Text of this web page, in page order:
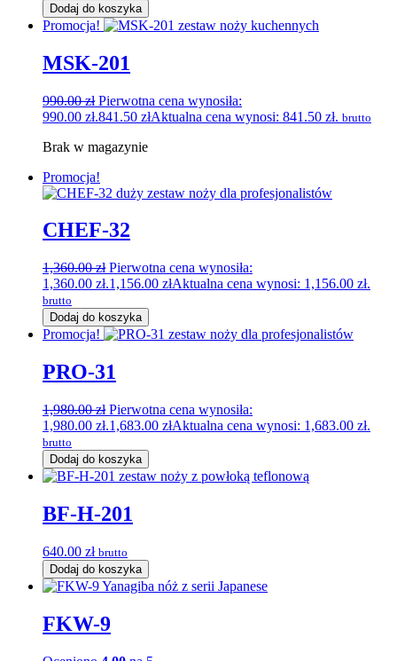
Dodaj do koszyka
Promocja!
MSK-201
990.00zł Pierwotna cena wynosiła:
990.00 zł.841.50 złAktualna cena wynosi: 841.50 zł. brutto
Brak w magazynie
Promocja!
CHEF-32
1,360.00zł Pierwotna cena wynosiła:
1,360.00 zł.1,156.00 złAktualna cena wynosi: 1,156.00 zł.
brutto
Dodaj do koszyka
Promocja!
PRO-31
1,980.00zł Pierwotna cena wynosiła:
1,980.00 zł.1,683.00 złAktualna cena wynosi: 1,683.00 zł.
brutto
Dodaj do koszyka
BF-H-201
640.00 zł brutto
Dodaj do koszyka
FKW-9